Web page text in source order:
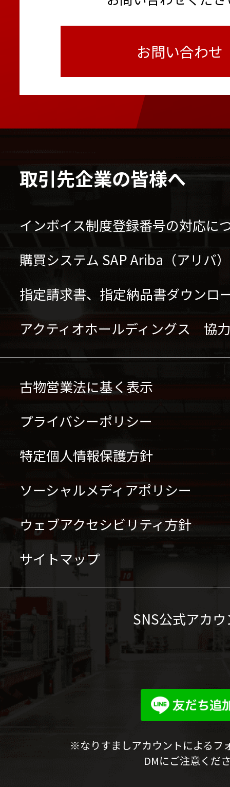
お問い合わせ
取引先企業の皆様へ
インボイス制度登録番号の対応に
購買システム SAP Ariba（アリバ
指定請求書、指定納品書ダウンロ
アクティオホールディングス 協
古物営業法に基く表示
プライバシーポリシー
特定個人情報保護方針
ソーシャルメディアポリシー
ウェブアクセシビリティ方針
サイトマップ
SNS公式アカ
※なりすましアカウントによるフ
DMにご注意くだ